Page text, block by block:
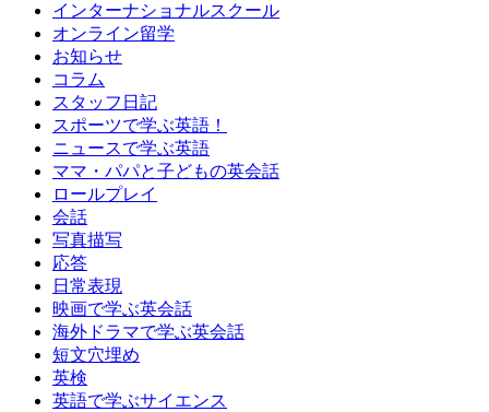
インターナショナルスクール
オンライン留学
お知らせ
コラム
スタッフ日記
スポーツで学ぶ英語！
ニュースで学ぶ英語
ママ・パパと子どもの英会話
ロールプレイ
会話
写真描写
応答
日常表現
映画で学ぶ英会話
海外ドラマで学ぶ英会話
短文穴埋め
英検
英語で学ぶサイエンス